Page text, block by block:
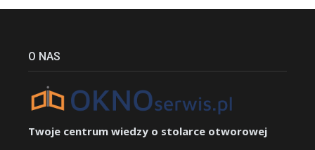
O NAS
Twoje centrum wiedzy o stolarce otworowej